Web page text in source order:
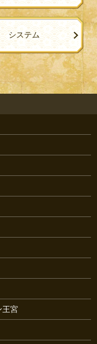
システム
王宮